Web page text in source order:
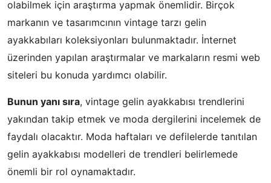
olabilmek için araştırma yapmak önemlidir. Birçok
markanın ve tasarımcının vintage tarzı gelin
ayakkabıları koleksiyonları bulunmaktadır. İnternet
üzerinden yapılan araştırmalar ve markaların resmi web
siteleri bu konuda yardımcı olabilir.
Bunun yanı sıra, vintage gelin ayakkabısı trendlerini
yakından takip etmek ve moda dergilerini incelemek de
faydalı olacaktır. Moda haftaları ve defilelerde tanıtılan
gelin ayakkabısı modelleri de trendleri belirlemede
önemli bir rol oynamaktadır.